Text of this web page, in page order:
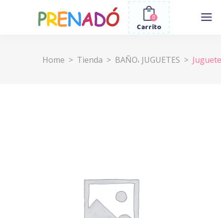
Carrito
0
Home > Tienda > BAÑO, JUGUETES >